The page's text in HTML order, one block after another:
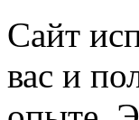
Сайт
вас и